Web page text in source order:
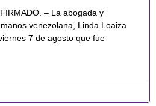
– La abogada y
venezolana, Linda Loaiza
7 de agosto que fue